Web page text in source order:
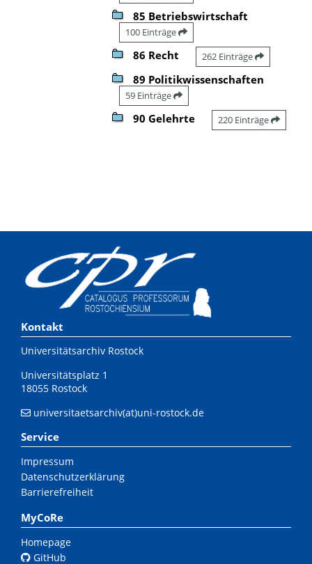
85 Betriebswirtschaft
100 Einträge
86 Recht 262 Einträge
89 Politikwissenschaften
59 Einträge
90 Gelehrte 220 Einträge
Kontakt
Universitätsarchiv Rostock
Universitätsplatz 1
18055 Rostock
universitaetsarchiv(at)uni-rostock.de
Service
Impressum
Datenschutzerklärung
Barrierefreiheit
MyCoRe
Homepage
GitHub